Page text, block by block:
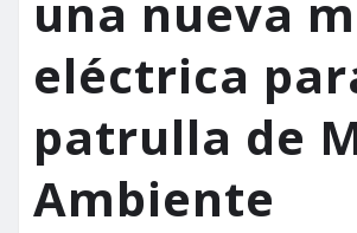
una nueva
eléctrica
patrulla de
Ambiente